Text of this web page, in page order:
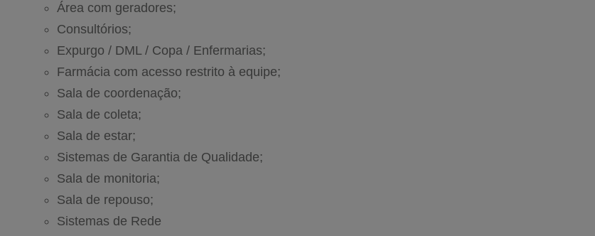
Área com geradores;
Consultórios;
Expurgo / DML / Copa / Enfermarias;
Farmácia com acesso restrito à equipe;
Sala de coordenação;
Sala de coleta;
Sala de estar;
Sistemas de Garantia de Qualidade;
Sala de monitoria;
Sala de repouso;
Sistemas de Rede